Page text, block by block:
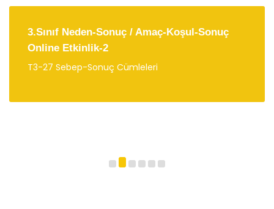
3.Sınıf Neden-Sonuç / Amaç-Koşul-Sonuç
Online Etkinlik-2
T3-27 Sebep-Sonuç Cümleleri